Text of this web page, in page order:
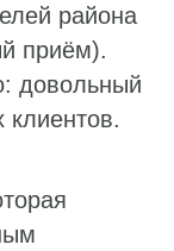
района
приём).
довольный
клиентов.